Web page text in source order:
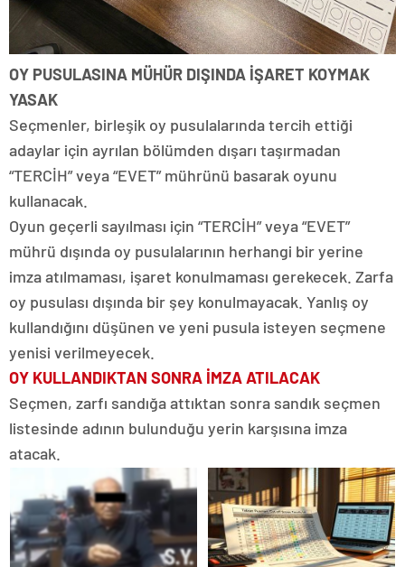
OY PUSULASINA MÜHÜR DIŞINDA İŞARET KOYMAK
YASAK
Seçmenler, birleşik oy pusulalarında tercih ettiği
adaylar için ayrılan bölümden dışarı taşırmadan
“TERCİH” veya “EVET” mührünü basarak oyunu
kullanacak.
Oyun geçerli sayılması için “TERCİH” veya “EVET”
mührü dışında oy pusulalarının herhangi bir yerine
imza atılmaması, işaret konulmaması gerekecek. Zarfa
oy pusulası dışında bir şey konulmayacak. Yanlış oy
kullandığını düşünen ve yeni pusula isteyen seçmene
yenisi verilmeyecek.
OY KULLANDIKTAN SONRA İMZA ATILACAK
Seçmen, zarfı sandığa attıktan sonra sandık seçmen
listesinde adının bulunduğu yerin karşısına imza
atacak.